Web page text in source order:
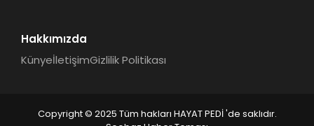
Hakkımızda
KünyeİletişimGizlilik Politikası
Copyright © 2025 Tüm hakları HAYAT PEDİ 'de saklıdır.